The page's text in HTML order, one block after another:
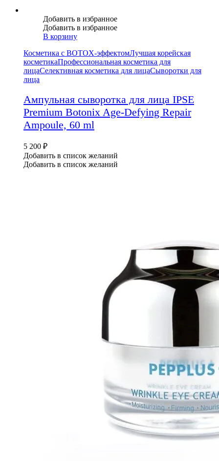
Добавить в избранное
Добавить в избранное
В корзину
Косметика с BOTOX-эффектомЛучшая корейская
косметикаПрофессиональная косметика для
лицаСелективная косметика для лицаСыворотки для
лица
Ампульная сыворотка для лица IPSE
Premium Botonix Age-Defying Repair
Ampoule, 60 ml
5 200 ₽
Добавить в список желаний
Добавить в список желаний